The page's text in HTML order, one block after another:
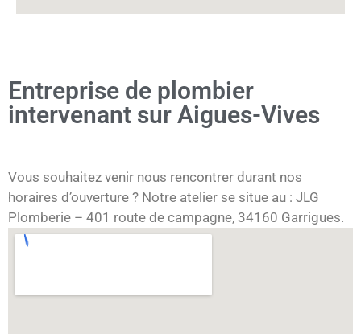
Entreprise de plombier
intervenant sur Aigues-Vives
Vous souhaitez venir nous rencontrer durant nos
horaires d’ouverture ? Notre atelier se situe au : JLG
Plomberie – 401 route de campagne, 34160 Garrigues.